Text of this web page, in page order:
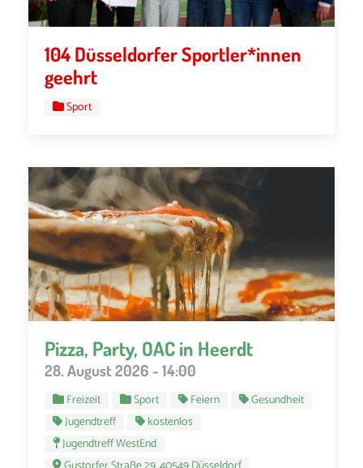
104 Düsseldorfer Sportler*innen
geehrt
Sport
Pizza, Party, OAC in Heerdt
28. August 2026 - 14:00
Freizeit Sport Feiern
Gesundheit
Jugendtreff
kostenlos
Jugendtreff WestEnd